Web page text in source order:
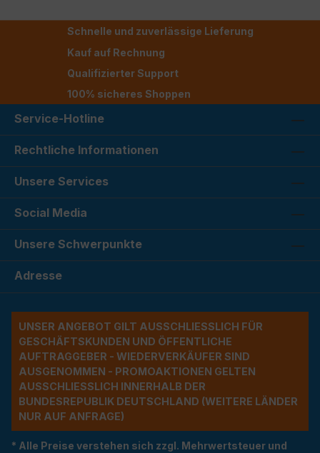
Schnelle und zuverlässige Lieferung
Kauf auf Rechnung
Qualifizierter Support
100% sicheres Shoppen
Service-Hotline
Rechtliche Informationen
Unsere Services
Social Media
Unsere Schwerpunkte
Adresse
UNSER ANGEBOT GILT AUSSCHLIESSLICH FÜR G
ESCHÄFTSKUNDEN UND ÖFFENTLICHE A
UFTRAGGEBER - WIEDERVERKÄUFER SIND A
USGENOMMEN - PROMOAKTIONEN GELTEN A
USSCHLIESSLICH INNERHALB DER BU
NDESREPUBLIK DEUTSCHLAND (WEITERE LÄNDER NU
R AUF ANFRAGE)
* Alle Preise verstehen sich zzgl. Mehrwertsteuer und